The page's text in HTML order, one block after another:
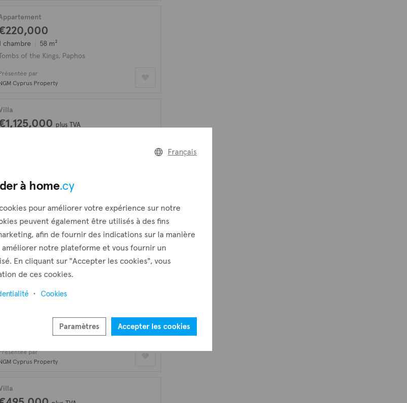
chambre
58 m²
of the Kings, Paphos
par
Cyprus Property
plus TVA
€960,000
Peyia, Paphos
par
4 salles de bain
247 m²
par
Cyprus Property
Français
à home.cy
pour améliorer votre expérience sur notre
peuvent également être utilisés à des fins
afin de fournir des indications sur la manière
améliorer notre plateforme et vous fournir un
En cliquant sur "Accepter les cookies", vous
de ces cookies.
Cookies
Paramètres Accepter les cookies